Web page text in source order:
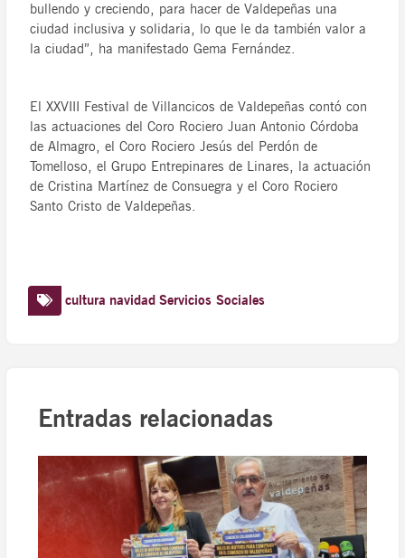
bullendo y creciendo, para hacer de Valdepeñas una
ciudad inclusiva y solidaria, lo que le da también valor a
la ciudad”, ha manifestado Gema Fernández.
El XXVIII Festival de Villancicos de Valdepeñas contó con
las actuaciones del Coro Rociero Juan Antonio Córdoba
de Almagro, el Coro Rociero Jesús del Perdón de
Tomelloso, el Grupo Entrepinares de Linares, la actuación
de Cristina Martínez de Consuegra y el Coro Rociero
Santo Cristo de Valdepeñas.
cultura navidad Servicios Sociales
Entradas relacionadas